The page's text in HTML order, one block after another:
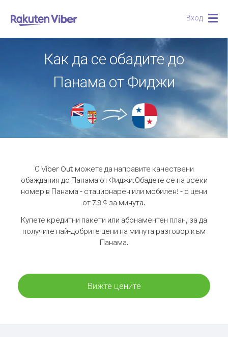
Вход
Как да се обадите до
Панама от Фиджи
С Viber Out можете да направите качествени
обаждания до Панама от Фиджи.Обадете се на всеки
номер в Панама - стационарен или мобилен! - с цени
от 7.9 ¢ за минута.
Купете кредитни пакети или абонаментен план, за да
получите най-добрите цени на минута разговор към
Панама.
Вижте цените